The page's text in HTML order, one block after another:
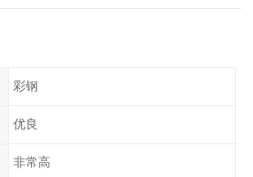
彩钢
优良
非常高